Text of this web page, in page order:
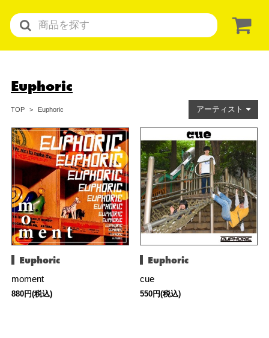
Euphoric
TOP Euphoric アーティスト
Euphoric
moment
880円(税込)
Euphoric
cue
550円(税込)